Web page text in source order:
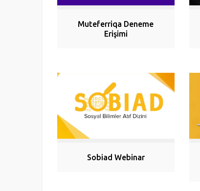
Muteferriqa Deneme
Erişimi
Sobiad Webinar